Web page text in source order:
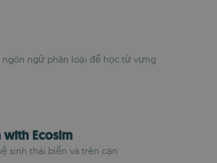
ngôn ngữ phân loại để học từ vựng
with Ecosim
sinh thái biển và trên cạn